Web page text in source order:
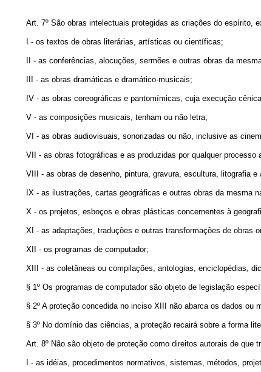
Art. 7º São obras intelectuais protegidas as criações do espírito,
I - os textos de obras literárias, artísticas ou científicas;
II - as conferências, alocuções, sermões e outras obras da
III - as obras dramáticas e dramático-musicais;
IV - as obras coreográficas e pantomímicas, cuja execução
V - as composições musicais, tenham ou não letra;
VI - as obras audiovisuais, sonorizadas ou não, inclusive as
VII - as obras fotográficas e as produzidas por qualquer processo
VIII - as obras de desenho, pintura, gravura, escultura, litografia e
IX - as ilustrações, cartas geográficas e outras obras da mesma
X - os projetos, esboços e obras plásticas concernentes à
XI - as adaptações, traduções e outras transformações de obras
XII - os programas de computador;
XIII - as coletâneas ou compilações, antologias, enciclopédias,
§ 1º Os programas de computador são objeto de legislação
§ 2º A proteção concedida no inciso XIII não abarca os dados
§ 3º No domínio das ciências, a proteção recairá sobre a forma
Art. 8º Não são objeto de proteção como direitos autorais de que
I - as idéias, procedimentos normativos, sistemas, métodos,